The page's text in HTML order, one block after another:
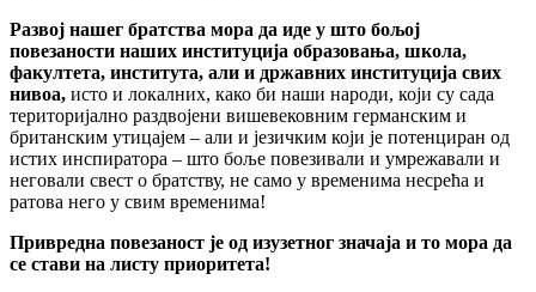
Развој нашег братства мора да иде у што бољој
повезаности наших институција образовања, школа,
факултета, института, али и државних институција свих
нивоа, исто и локалних, како би наши народи, који су сада
територијално раздвојени вишевековним германским и
британским утицајем – али и језичким који је потенциран од
истих инспиратора – што боље повезивали и умрежавали и
неговали свест о братству, не само у временима несрећа и
ратова него у свим временима!
Привредна повезаност је од изузетног значаја и то мора да
се стави на листу приоритета!